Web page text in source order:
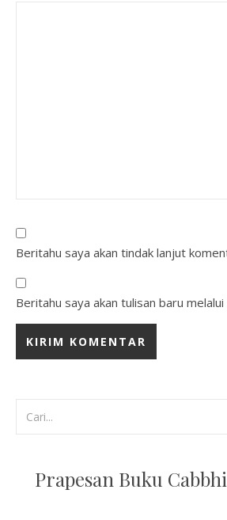
Beritahu saya akan tindak lanjut
Beritahu saya akan tulisan baru melalui
Prapesan Buku